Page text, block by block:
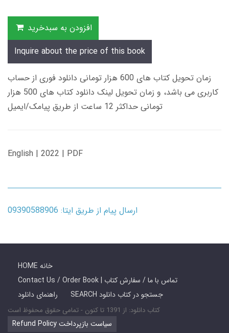
افزودن به سبدخرید
Inquire about the price of this book
زمان تحویل کتاب های 600 هزار تومانی دانلود فوری از حساب
کاربری می باشد، و زمان تحویل لینک دانلود کتاب های 500 هزار
تومانی حداکثر 12 ساعت از طریق پیامک/ایمیل
English | 2022 | PDF
ارسال پیام از طریق ایتا: 09390588906
HOME خانه
Contact Us / Order Book | تماس با ما / سفارش کتاب
راهنمای دانلود
SEARCH جستجو در کتاب دانلود
کتاب دانلود: از 1391 تا کنون - تمامی حقوق محفوظ است
Refund Policy سیاست بازپرداخت